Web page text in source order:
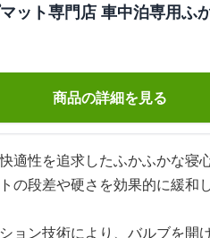
ット専門店 車中泊専用ふ
商品の詳細を見る
適性を追求したふかふかな寝
の段差や硬さを効果的に緩和
ョン技術により、バルブを開